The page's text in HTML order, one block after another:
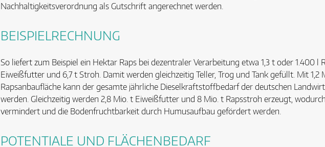
Nachhaltigkeitsverordnung als Gutschrift angerechnet werden.
BEISPIELRECHNUNG
So liefert zum Beispiel ein Hektar Raps bei dezentraler Verarbeitung etwa 1,3 t oder 1.400 l
Eiweißfutter und 6,7 t Stroh. Damit werden gleichzeitig Teller, Trog und Tank gefüllt. Mit 1,2
Rapsanbaufläche kann der gesamte jährliche Dieselkraftstoffbedarf der deutschen
werden. Gleichzeitig werden 2,8 Mio. t Eiweißfutter und 8 Mio. t Rapsstroh erzeugt,
vermindert und die Bodenfruchtbarkeit durch Humusaufbau gefördert werden.
POTENTIALE UND FLÄCHENBEDARF